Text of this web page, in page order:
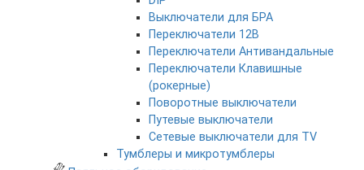
Выключатели для БРА
Переключатели 12В
Переключатели Антивандальные
Переключатели Клавишные
(рокерные)
Поворотные выключатели
Путевые выключатели
Сетевые выключатели для TV
Тумблеры и микротумблеры